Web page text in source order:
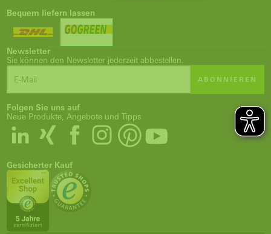
Bequem liefern lassen
Newsletter
Sie können den Newsletter jederzeit abbestellen.
ABONNIEREN
Folgen Sie uns auf
Neue Produkte, Angebote und Tipps
Gesicherter Kauf